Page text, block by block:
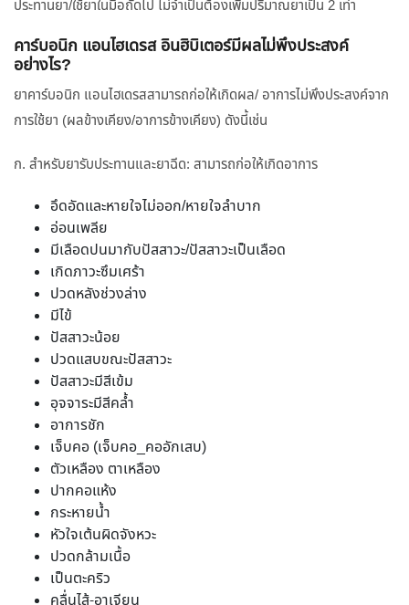
ประทานยา/ใช้ยาในมื้อถัดไป ไม่จำเป็นต้องเพิ่มปริมาณยาเป็น 2 เท่า
คาร์บอนิก แอนไฮเดรส อินฮิบิเตอร์มีผลไม่พึงประสงค์
อย่างไร?
ยาคาร์บอนิก แอนไฮเดรสสามารถก่อให้เกิดผล/ อาการไม่พึงประสงค์จาก
การใช้ยา (ผลข้างเคียง/อาการข้างเคียง) ดังนี้เช่น
ก. สำหรับยารับประทานและยาฉีด: สามารถก่อให้เกิดอาการ
อึดอัดและหายใจไม่ออก/หายใจลำบาก
อ่อนเพลีย
มีเลือดปนมากับปัสสาวะ/ปัสสาวะเป็นเลือด
เกิดภาวะซึมเศร้า
ปวดหลังช่วงล่าง
มีไข้
ปัสสาวะน้อย
ปวดแสบขณะปัสสาวะ
ปัสสาวะมีสีเข้ม
อุจจาระมีสีคล้ำ
อาการชัก
เจ็บคอ (เจ็บคอ_คออักเสบ)
ตัวเหลือง ตาเหลือง
ปากคอแห้ง
กระหายน้ำ
หัวใจเต้นผิดจังหวะ
ปวดกล้ามเนื้อ
เป็นตะคริว